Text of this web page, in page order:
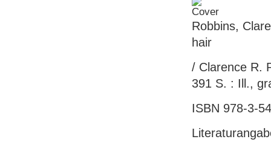
Robbins,
hair
/ Clarence R.
391 S. : Ill.,
ISBN 978-3-